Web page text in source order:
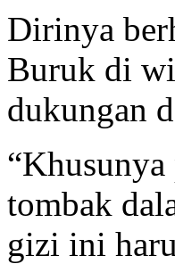
Dirinya
Buruk di
dukungan
tombak
gizi ini